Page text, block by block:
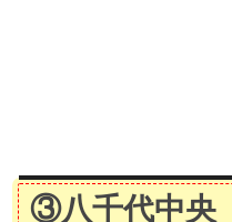
③八千代中央